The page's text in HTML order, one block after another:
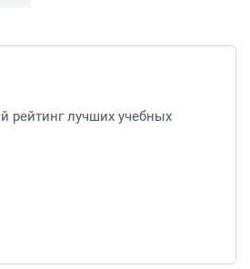
рейтинг лучших учебных